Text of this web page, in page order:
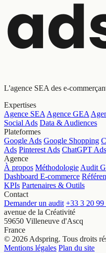
L'agence SEA des e-
Expertises
Agence SEA Agence GEA
Social Ads Data & Audiences
Plateformes
Google Ads Google Shopping
Ads Pinterest Ads ChatGPT Ads
Agence
À propos Méthodologie Audit
Dashboard E-commerce
KPIs Partenaires & Outils
Contact
Demander un audit +33 3 20 99
avenue de la Créativité
59650 Villeneuve d'Ascq
France
© 2026 Adspring. Tous droits
Mentions légales Plan du site